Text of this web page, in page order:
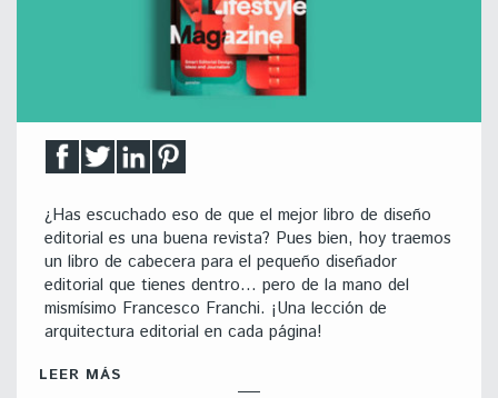
¿Has escuchado eso de que el mejor libro de diseño
editorial es una buena revista? Pues bien, hoy traemos
un libro de cabecera para el pequeño diseñador
editorial que tienes dentro… pero de la mano del
mismísimo Francesco Franchi. ¡Una lección de
arquitectura editorial en cada página!
LEER MÁS